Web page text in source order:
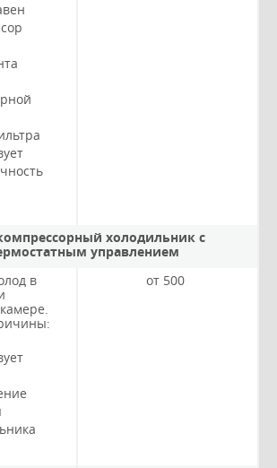
холодильник с
управлением
в
от 500